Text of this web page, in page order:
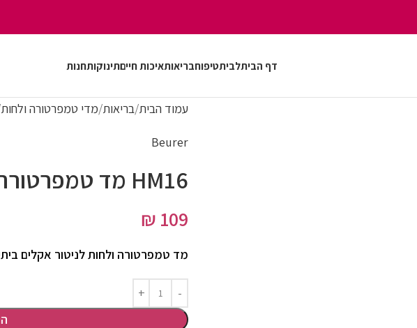
דף הביתלביתטיפוחבריאותאיכות חייםתינוקותחנות
עמוד הבית בריאות מדי טמפרטורה ולחות
Beurer
HM16 מד טמפרטורה ולחות
₪ 109
מד טמפרטורה ולחות לניטור אקלים